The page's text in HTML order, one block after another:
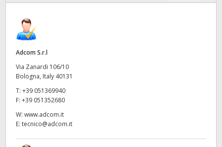
Adcom S.r.l
Via Zanardi 106/10
Bologna, Italy 40131
T: +39 051369940
F: +39 051352680
W: www.adcom.it
E: tecnico@adcom.it